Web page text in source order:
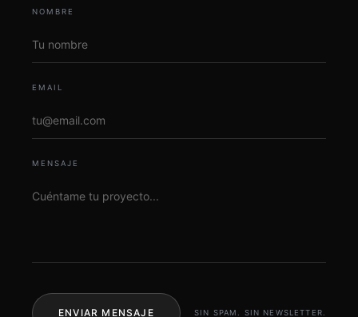
NOMBRE
EMAIL
MENSAJE
ENVIAR MENSAJE SIN SPAM. SIN NEWSLETTER.